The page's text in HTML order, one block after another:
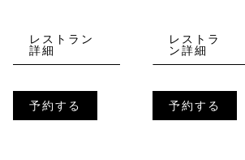
レストラン
詳細
予約する
レストラ
ン詳細
予約する